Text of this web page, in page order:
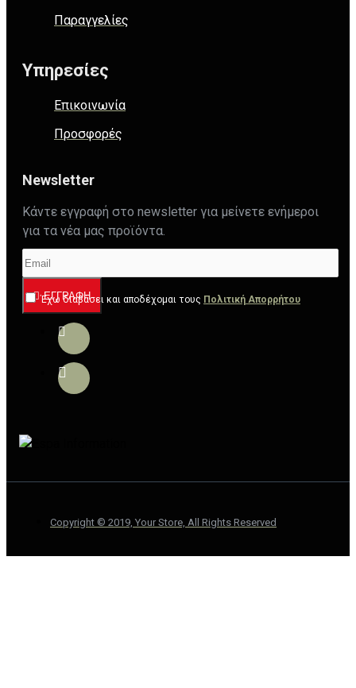
Παραγγελίες
Υπηρεσίες
Επικοινωνία
Προσφορές
Newsletter
Κάντε εγγραφή στο newsletter για μείνετε ενήμεροι
για τα νέα μας προϊόντα.
ΕΓΓΡΑΦΉ
Έχω διαβάσει και αποδέχομαι τους Πολιτική Απορρήτου
Copyright © 2019, Your Store, All Rights Reserved